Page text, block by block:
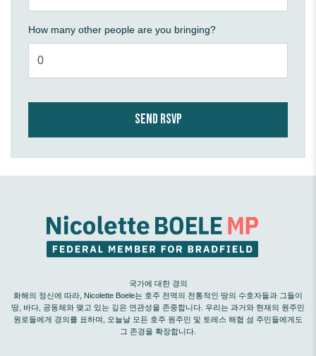
How many other people are you bringing?
국가에 대한 경의
화해의 정신에 따라, Nicolette Boele는 호주 전역의 전통적인 땅의 수호자들과 그들이
땅, 바다, 공동체와 맺고 있는 깊은 연관성을 존중합니다. 우리는 과거와 현재의 원주민
원로들에게 경의를 표하며, 오늘날 모든 호주 원주민 및 토레스 해협 섬 주민들에게도
그 존경을 확장합니다.